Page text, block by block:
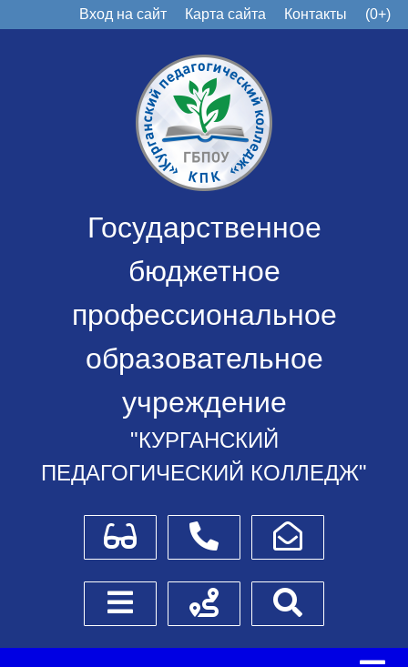
Вход на сайт Карта сайта Контакты (0+)
Государственное
бюджетное
профессиональное
образовательное
учреждение
"КУРГАНСКИЙ
ПЕДАГОГИЧЕСКИЙ КОЛЛЕДЖ"
Для слабовидящихТелефоныНаписать обращение
Боковое менюСхема проезда